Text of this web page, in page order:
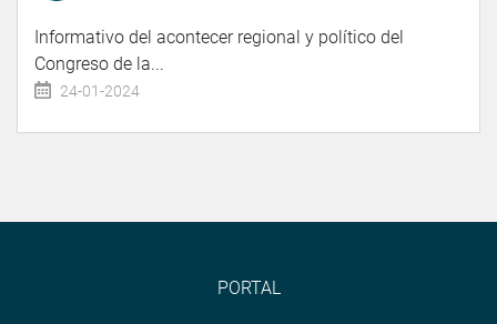
Informativo del acontecer regional y político del
Congreso de la...
24-01-2024
PORTAL